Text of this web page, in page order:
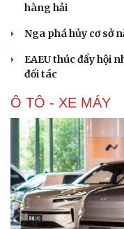
hàng hải
Nga phá hủy cơ sở
EAEU thúc đẩy hội
đối tác
Ô TÔ - XE MÁY